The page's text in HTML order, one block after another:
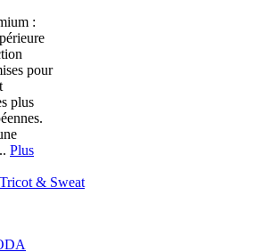
:
pour
plus
Plus
& Sweat